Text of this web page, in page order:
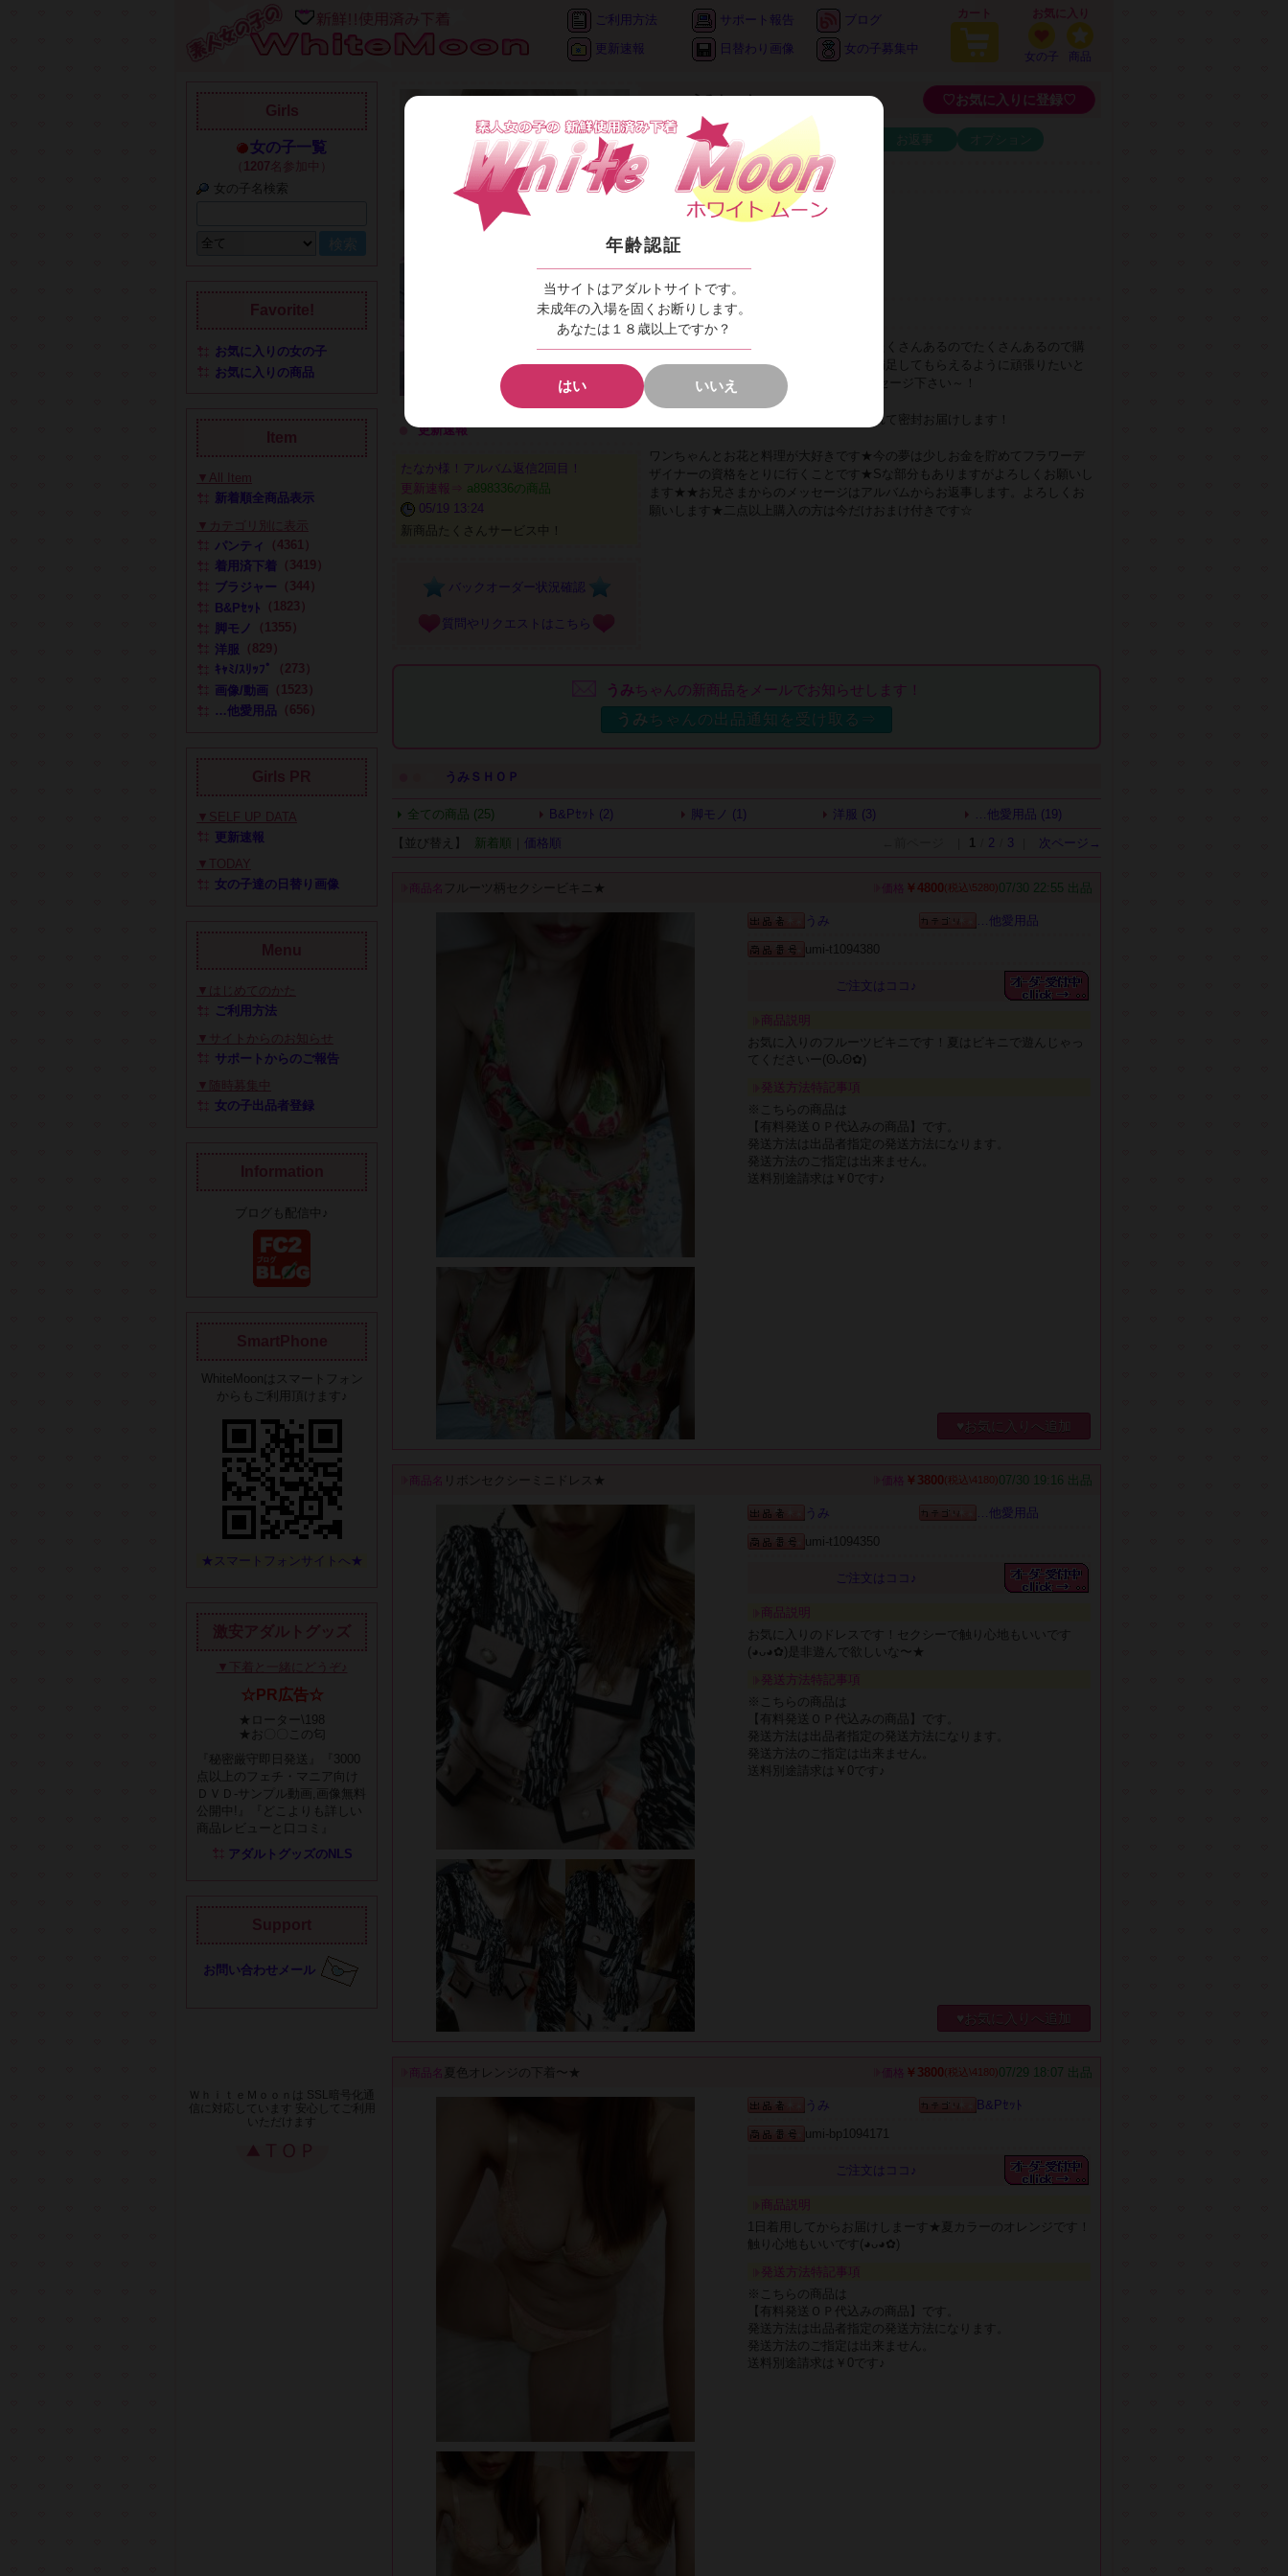
ご利用方法 サポート報告
ブログ
更新速報
日替わり画像 女の子募集中
カート お気に入り
女の子 商品
Girls
女の子一覧
1207名参加中）
女の子名検索
Favorite!
お気に入りの女の子
お気に入りの商品
Item
▼All Item
新着順全商品表示
▼カテゴリ別に表示
パンティ
（4361）
着用済下着 （3419）
ブラジャー （344）
B&Pｾｯﾄ （1823）
脚モノ
（1355）
洋服 （829）
ｷｬﾐ/ｽﾘｯﾌﾟ
（273）
画像/動画 （1523）
…他愛用品 （656）
Girls PR
▼SELF UP DATA
更新速報
▼TODAY
女の子達の日替り画像
Menu
▼はじめてのかた
ご利用方法
▼サイトからのお知らせ
サポートからのご報告
▼随時募集中
女の子出品者登録
Information
ブログも配信中♪
SmartPhone
WhiteMoonはスマートフォン
からもご利用頂けます♪
★スマートフォンサイトへ★
激安アダルトグッズ
▼下着と一緒にどうぞ♪
☆PR広告☆
★ローター\198
★お〇〇この匂
『秘密厳守即日発送』『3000
点以上のフェチ・マニア向け
ＤＶＤ-サンプル動画,画像無料
公開中!』『どこよりも詳しい
商品レビューと口コミ』
アダルトグッズのNLS
Support
お問い合わせメール
ＷｈｉｔｅＭｏｏｎは SSL暗号化通
信に対応しています 安心してご利用
いただけます
● 更新速報
たなか様！アルバム返信2回目！
更新速報⇒ a898336の商品
05/19 13:24
新商品たくさんサービス中！
バックオーダー状況確認
質問やリクエストはこちら
●●● うみちゃん ♡お気に入りに登録♡
アルバム 日替わり お返事
● プロフィール
31才
フリーター★たまに夜の蝶★
● ●● 自己紹介
はじめまして～★洋服集めなどが好きでたくさんあるのでたくさんあるので購
入していただけたら嬉しいです。もっと満足してもらえるように頑張りたいと
思ってます！ リクエストなどあればメッセージ下さい～！
下着、ストッキングはジップロップにいれて密封お届けします！
ワンちゃんとお花と料理が大好きです★今の夢は少しお金を貯めてフラワーデ
ザイナーの資格をとりに行くことです★Sな部分もありますがよろしくお願いし
ます★★お兄さまからのメッセージはアルバムからお返事します。よろしくお
願いします★二点以上購入の方は今だけおまけ付きです☆
うみちゃんの新商品をメールでお知らせします！
うみ ちゃんの出品通知を受け取る⇒
うみＳＨＯＰ
全ての商品 (25) B&Pｾｯﾄ (2) 脚モノ (1) 洋服 (3)
…他愛用品 (19)
【並び替え】 新着順 価格順 1 2 3 次ページ→
商品名 フルーツ柄セクシービキニ★ 価格 ￥4800 (税込\5280)07/30 22:55 出品
うみ
…他愛用品
umi-t1094380
ご注文はココ♪
商品説明
お気に入りのフルーツビキニです！夏はビキニで遊んじゃっ
てくださいー(⁠ʘ⁠ᴗ⁠ʘ⁠✿⁠)
発送方法特記事項
※こちらの商品は
【有料発送ＯＰ代込みの商品】です。
発送方法は出品者指定の発送方法になります。
発送方法のご指定は出来ません。
送料別途請求は￥0です♪
♥お気に入りへ追加
商品名 リボンセクシーミニドレス★ 価格 ￥3800 (税込\4180)07/30 19:16 出品
うみ
…他愛用品
umi-t1094350
ご注文はココ♪
商品説明
お気に入りのドレスです！セクシーで触り心地もいいです
(⁠◕⁠ᴗ⁠◕⁠✿⁠)是非遊んで欲しいな〜★
発送方法特記事項
※こちらの商品は
【有料発送ＯＰ代込みの商品】です。
発送方法は出品者指定の発送方法になります。
発送方法のご指定は出来ません。
送料別途請求は￥0です♪
♥お気に入りへ追加
商品名 夏色オレンジの下着〜★ 価格 ￥3800 (税込\4180)07/29 18:07 出品
うみ
B&Pｾｯﾄ
umi-bp1094171
ご注文はココ♪
商品説明
1日着用してからお届けしまーす★夏カラーのオレンジです！
触り心地もいいです(⁠◕⁠ᴗ⁠◕⁠✿⁠)
発送方法特記事項
※こちらの商品は
【有料発送ＯＰ代込みの商品】です。
発送方法は出品者指定の発送方法になります。
発送方法のご指定は出来ません。
送料別途請求は￥0です♪
年齢認証
当サイトはアダルトサイトです。
未成年の入場を固くお断りします。
あなたは１８歳以上ですか？
はい いいえ